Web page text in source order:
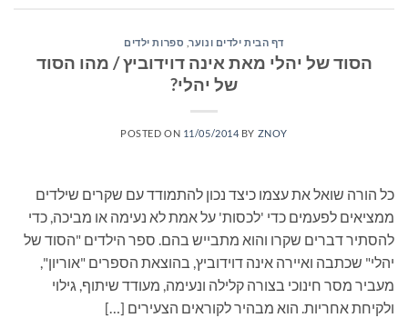
דף הבית ילדים ונוער, ספרות ילדים
הסוד של יהלי מאת אינה דוידוביץ / מהו הסוד
של יהלי?
POSTED ON 11/05/2014 BY ZNOY
כל הורה שואל את עצמו כיצד נכון להתמודד עם שקרים שילדים
ממציאים לפעמים כדי 'לכסות' על אמת לא נעימה או מביכה, כדי
להסתיר דברים שקרו והוא מתבייש בהם. ספר הילדים "הסוד של
יהלי" שכתבה ואיירה אינה דוידוביץ, בהוצאת הספרים "אוריון",
מעביר מסר חינוכי בצורה קלילה ונעימה, מעודד שיתוף, גילוי
ולקיחת אחריות. הוא מבהיר לקוראים הצעירים […]